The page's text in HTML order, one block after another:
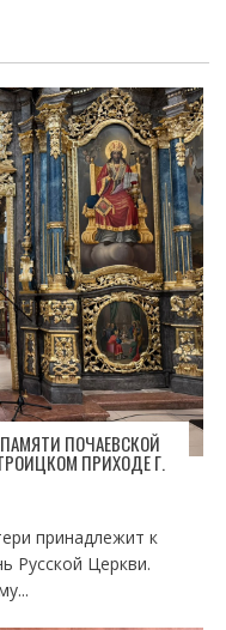
ПОЧАЕВСКОЙ
ПРИХОДЕ Г.
принадлежит к
Русской Церкви.